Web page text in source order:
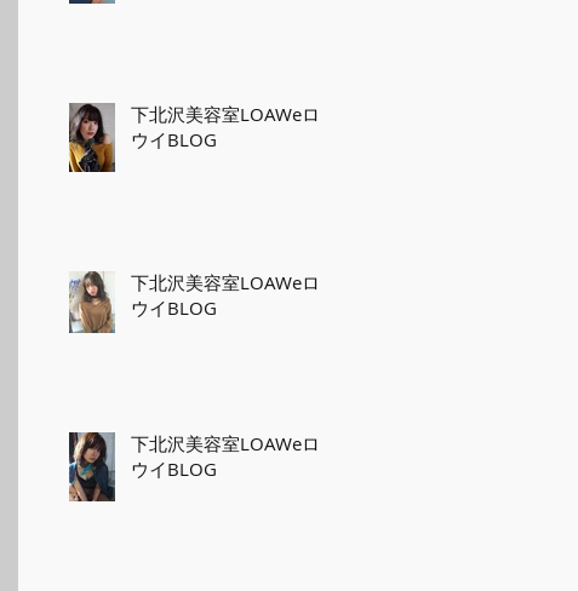
下北沢美容室LOAWeロ
ウイBLOG
下北沢美容室LOAWeロ
ウイBLOG
下北沢美容室LOAWeロ
ウイBLOG